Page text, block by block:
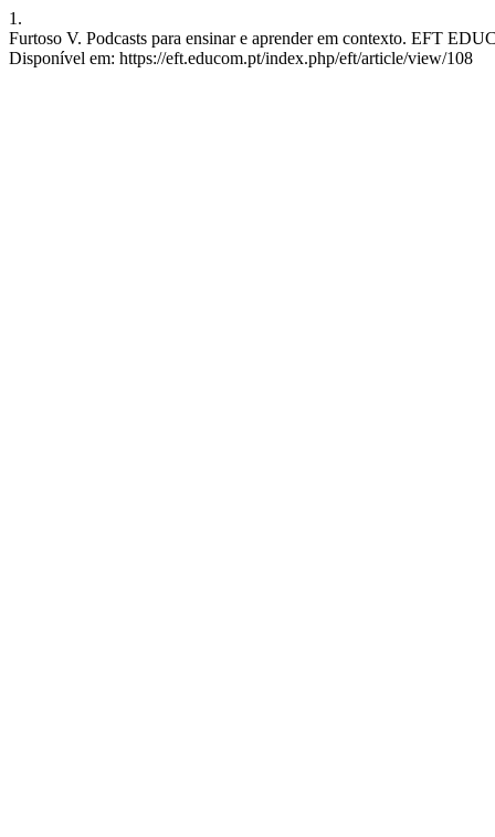
1.
Furtoso V. Podcasts para ensinar e aprender em contexto. EFT
Disponível em: https://eft.educom.pt/index.php/eft/article/view/108